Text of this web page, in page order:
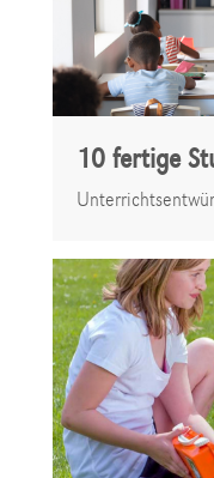
10 fertige